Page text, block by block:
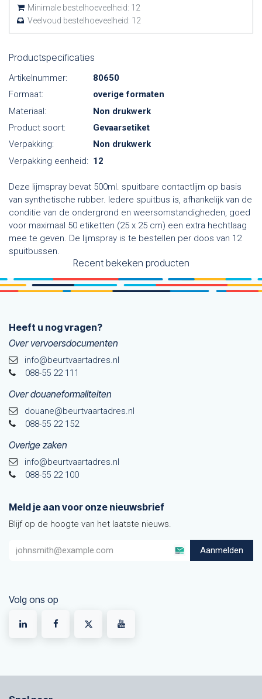
Minimale bestelhoeveelheid: 12
Veelvoud bestelhoeveelheid: 12
Productspecificaties
Artikelnummer:
80650
Formaat:
overige formaten
Materiaal:
Non drukwerk
Product soort:
Gevaarsetiket
Verpakking:
Non drukwerk
Verpakking eenheid: 12
Deze lijmspray bevat 500ml. spuitbare contactlijm op basis
van synthetische rubber. Iedere spuitbus is, afhankelijk van de
conditie van de ondergrond en weersomstandigheden, goed
voor maximaal 50 etiketten (25 x 25 cm) een extra hechtlaag
mee te geven. De lijmspray is te bestellen per doos van 12
spuitbussen.
Recent bekeken producten
Heeft u nog vragen?
Over vervoersdocumenten
info@beurtvaartadres.nl
088-55 22 111
Over douaneformaliteiten
douane@beurtvaarta​dres.nl
088-55 22 152
Overige zaken
info@beurtvaartadres.nl
088-55 22 100
Meld je aan voor onze nieuwsbrief
Blijf op de hoogte van het laatste nieuws.
Aanmelden
Volg ons op